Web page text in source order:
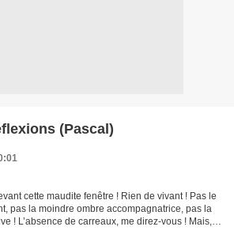
(Pascal)
cette maudite fenêtre ! Rien de vivant ! Pas le
pas la moindre ombre accompagnatrice, pas la
! L’absence de carreaux, me direz-vous ! Mais,